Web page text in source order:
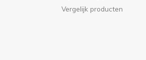
Vergelijk producten